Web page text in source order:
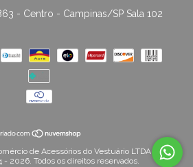
- Centro - Campinas/SP Sala 102
de Acessórios do Vestuário LTDA -
- 2026. Todos os direitos reservados.